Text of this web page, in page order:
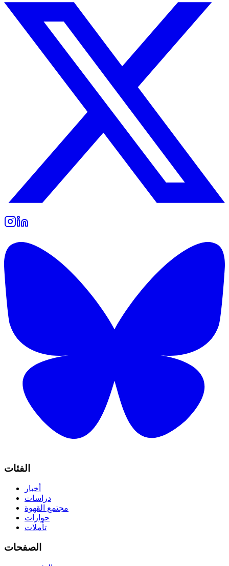
الفئات
أخبار
دراسات
مجتمع القهوة
حوارات
تأملات
الصفحات